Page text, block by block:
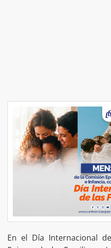
En el Día Internacional